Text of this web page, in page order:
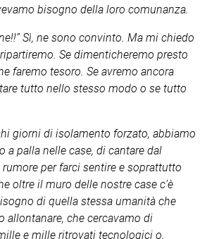
bisogno della loro comunanza.
Sì, ne sono convinto. Ma mi chiedo
Se dimenticheremo presto
faremo tesoro. Se avremo ancora
tutto nello stesso modo o se tutto
giorni di isolamento forzato, abbiamo
a palla nelle case, di cantare dal
rumore per farci sentire e soprattutto
oltre il muro delle nostre case c’è
di quella stessa umanità che
allontanare, che cercavamo di
e mille ritrovati tecnologici o,